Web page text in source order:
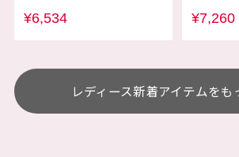
¥6,534 ¥7,260
レディース新着アイテムをも